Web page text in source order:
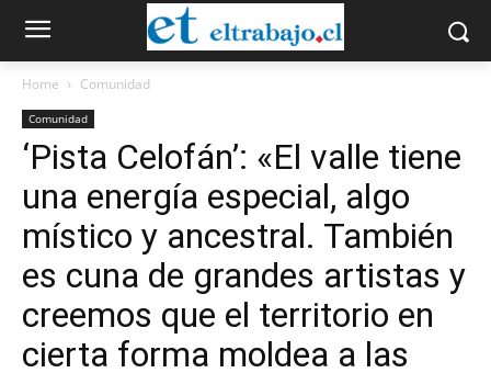
Home Comunidad
Comunidad
‘Pista Celofán’: «El valle tiene
una energía especial, algo
místico y ancestral. También
es cuna de grandes artistas y
creemos que el territorio en
cierta forma moldea a las